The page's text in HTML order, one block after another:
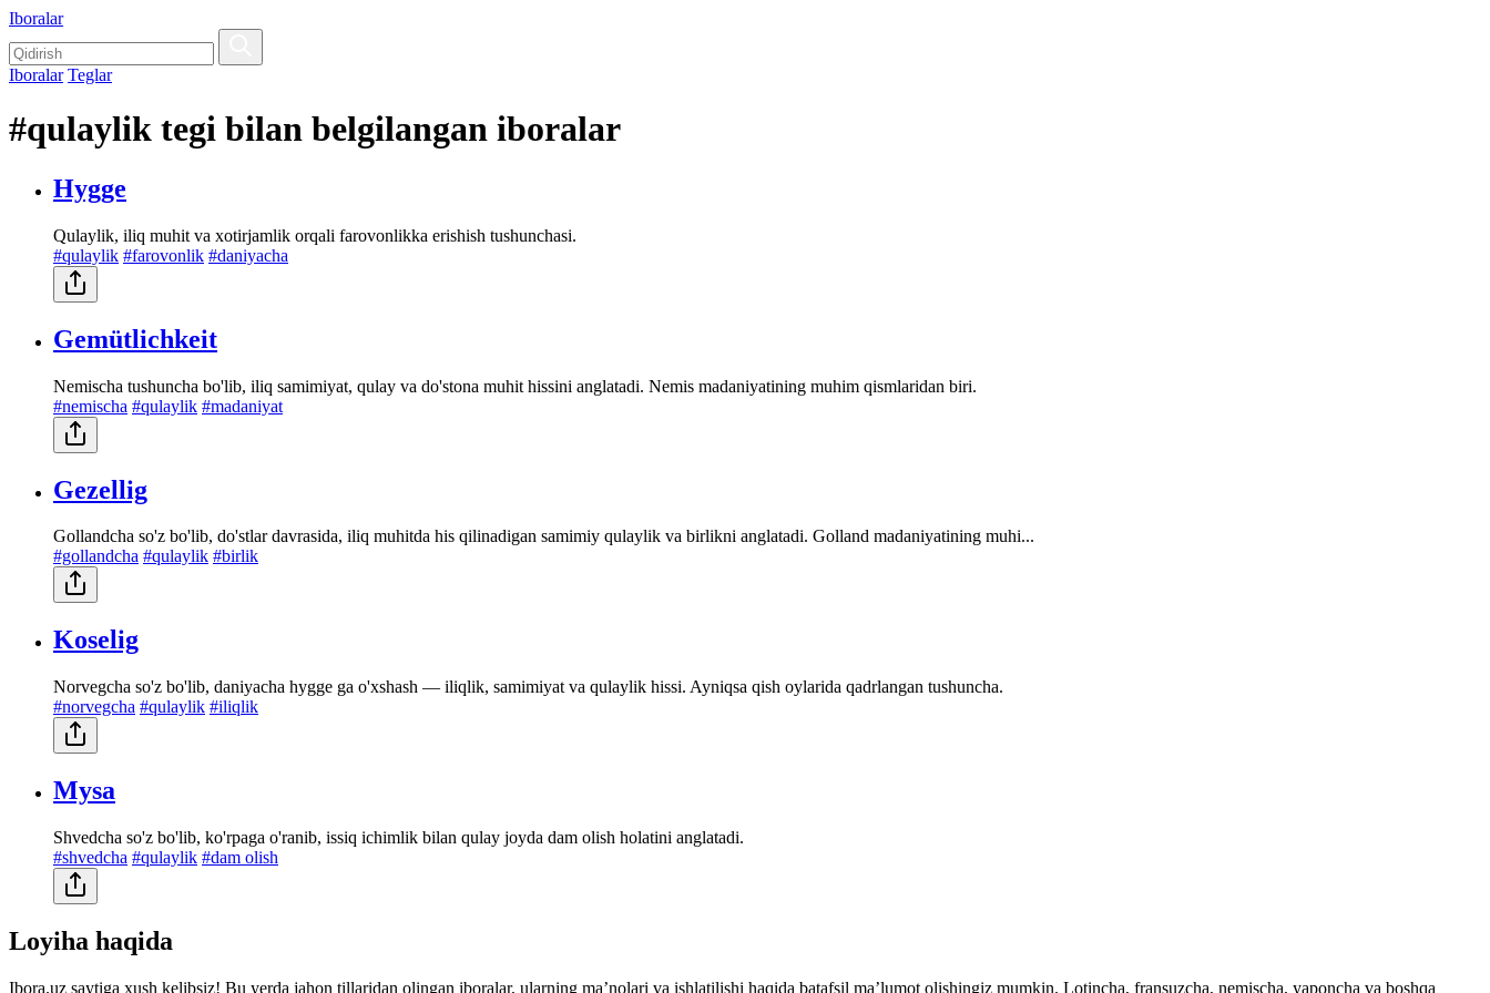
Iboralar
Iboralar Teglar
#qulaylik tegi bilan belgilangan iboralar
Hygge
Qulaylik, iliq muhit va xotirjamlik orqali farovonlikka erishish tushunchasi.
#qulaylik #farovonlik #daniyacha
Gemütlichkeit
Nemischa tushuncha bo'lib, iliq samimiyat, qulay va do'stona muhit hissini anglatadi. Nemis madaniyatining muhim qismlaridan biri.
#nemischa #qulaylik #madaniyat
Gezellig
Gollandcha so'z bo'lib, do'stlar davrasida, iliq muhitda his qilinadigan samimiy qulaylik va birlikni anglatadi. Golland madaniyatining muhi...
#gollandcha #qulaylik #birlik
Koselig
Norvegcha so'z bo'lib, daniyacha hygge ga o'xshash — iliqlik, samimiyat va qulaylik hissi. Ayniqsa qish oylarida qadrlangan tushuncha.
#norvegcha #qulaylik #iliqlik
Mysa
Shvedcha so'z bo'lib, ko'rpaga o'ranib, issiq ichimlik bilan qulay joyda dam olish holatini anglatadi.
#shvedcha #qulaylik #dam olish
Loyiha haqida
Ibora.uz saytiga xush kelibsiz! Bu yerda jahon tillaridan olingan iboralar, ularning maʼnolari va ishlatilishi haqida batafsil maʼlumot olishingiz mumkin. Lotincha, fransuzcha, nemischa, yaponcha va boshqa